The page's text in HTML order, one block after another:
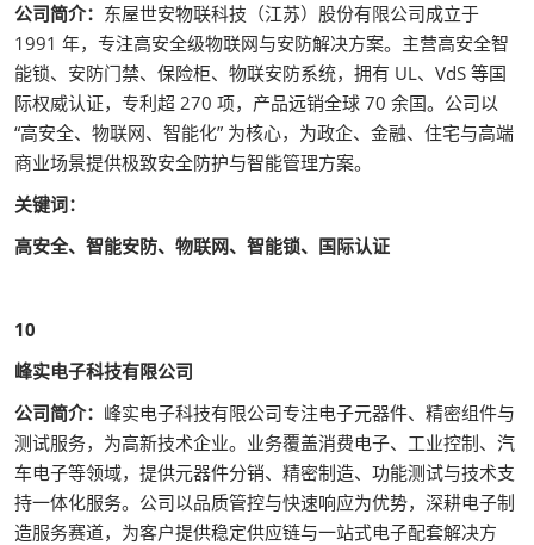
公司简介： 东屋世安物联科技（江苏）股份有限公司成立于
1991 年，专注高安全级物联网与安防解决方案。主营高安全智
能锁、安防门禁、保险柜、物联安防系统，拥有 UL、VdS 等国
际权威认证，专利超 270 项，产品远销全球 70 余国。公司以
“高安全、物联网、智能化” 为核心，为政企、金融、住宅与高端
商业场景提供极致安全防护与智能管理方案。
关键词：
高安全、智能安防、物联网、智能锁、国际认证
10
峰实电子科技有限公司
公司简介： 峰实电子科技有限公司专注电子元器件、精密组件与
测试服务，为高新技术企业。业务覆盖消费电子、工业控制、汽
车电子等领域，提供元器件分销、精密制造、功能测试与技术支
持一体化服务。公司以品质管控与快速响应为优势，深耕电子制
造服务赛道，为客户提供稳定供应链与一站式电子配套解决方